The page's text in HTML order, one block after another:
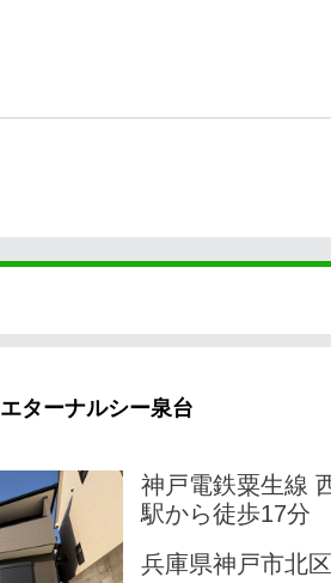
エターナルシー泉台
神戸電鉄粟生線
駅から徒歩17分
兵庫県神戸市北